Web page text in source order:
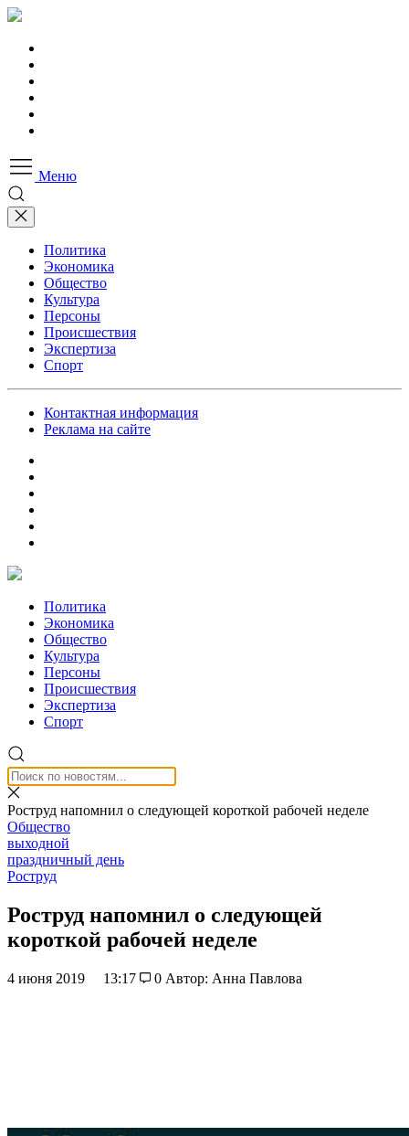
Меню
Политика
Экономика
Общество
Культура
Персоны
Происшествия
Экспертиза
Спорт
Контактная информация
Реклама на сайте
Политика
Экономика
Общество
Культура
Персоны
Происшествия
Экспертиза
Спорт
Роструд напомнил о следующей короткой рабочей неделе
Общество
выходной
праздничный день
Роструд
Роструд напомнил о следующей
короткой рабочей неделе
4 июня 2019 13:17 0 Автор: Анна Павлова